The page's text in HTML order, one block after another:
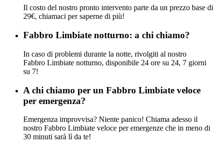
Il costo del nostro pronto intervento parte da un prezzo base di
29€, chiamaci per saperne di più!
Fabbro Limbiate notturno: a chi chiamo?
In caso di problemi durante la notte, rivolgiti al nostro
Fabbro Limbiate notturno, disponibile 24 ore su 24, 7 giorni
su 7!
A chi chiamo per un Fabbro Limbiate veloce
per emergenza?
Emergenza improvvisa? Niente panico! Chiama adesso il
nostro Fabbro Limbiate veloce per emergenze che in meno di
30 minuti sarà lì da te!